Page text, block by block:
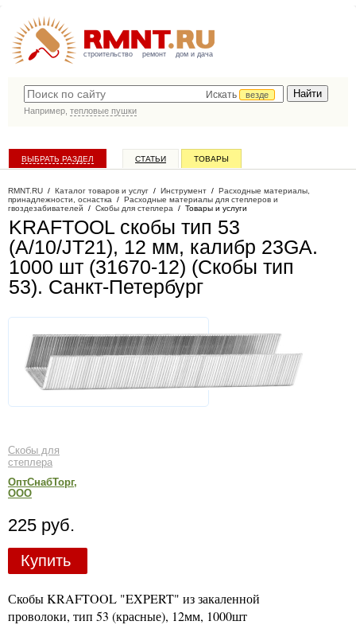
строительство ремонт дом и дача
Искать
везде
Например, тепловые пушки
ВЫБРАТЬ РАЗДЕЛ СТАТЬИ ТОВАРЫ
RMNT.RU / Каталог товаров и услуг / Инструмент / Расходные материалы,
принадлежности, оснастка / Расходные материалы для степлеров и
гвоздезабивателей / Скобы для степлера / Товары и услуги
KRAFTOOL скобы тип 53
(A/10/JT21), 12 мм, калибр 23GA.
1000 шт (31670-12) (Скобы тип
53). Санкт-Петербург
Скобы для
степлера
ОптСнабТорг,
ООО
225 руб.
Купить
Скобы KRAFTOOL "EXPERT" из закаленной
проволоки, тип 53 (красные), 12мм, 1000шт